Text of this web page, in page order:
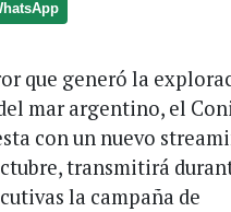
que generó la
mar argentino, el
con un nuevo
transmitirá
la campaña de